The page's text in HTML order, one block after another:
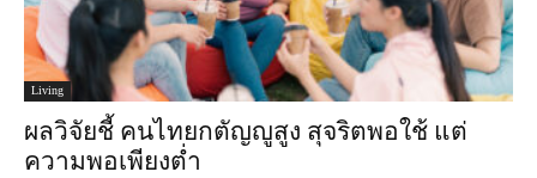
Living
ผลวิจัยชี้ คนไทยกตัญญูสูง สุจริตพอใช้ แต่
ความพอเพียงต่ำ